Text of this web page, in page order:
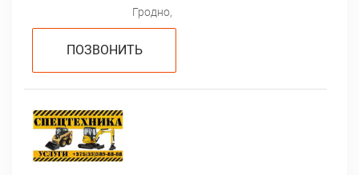
Гродно,
ПОЗВОНИТЬ